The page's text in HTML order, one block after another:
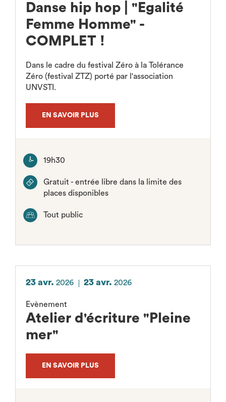
Danse hip hop | "Egalité
Femme Homme" -
COMPLET !
Dans le cadre du festival Zéro à la Tolérance
Zéro (festival ZTZ) porté par l'association
UNVSTI.
EN SAVOIR PLUS
19h30
Gratuit - entrée libre dans la limite des
places disponibles
Tout public
23 avr. 2026 23 avr. 2026
Evènement
Atelier d'écriture "Pleine
mer"
EN SAVOIR PLUS